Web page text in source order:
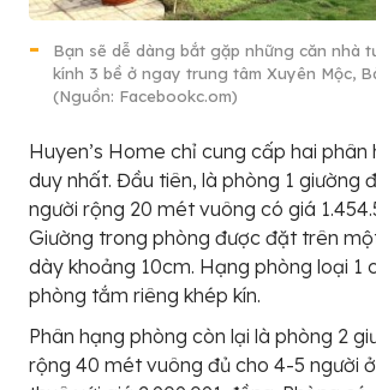
Bạn sẽ dễ dàng bắt gặp những căn nhà
kính 3 bề ở ngay trung tâm Xuyên Mộc,
(Nguồn: Facebookc.om)
Huyen’s Home chỉ cung cấp hai phân
duy nhất. Đầu tiên, là phòng 1 giường
người rộng 20 mét vuông có giá
Giường trong phòng được đặt trên
dày khoảng 10cm. Hạng phòng loại 1
phòng tắm riêng khép kín.
Phân hạng phòng còn lại là phòng 2
rộng 40 mét vuông đủ cho 4-5 người